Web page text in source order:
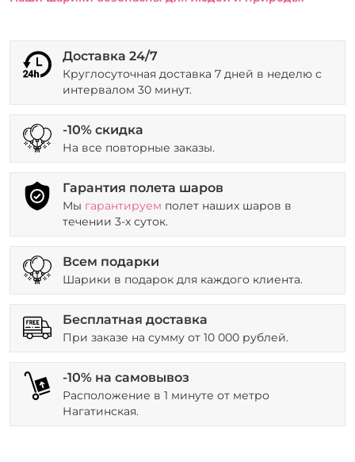
Доставка 24/7
Круглосуточная доставка 7 дней в неделю с
интервалом 30 минут.
-10% скидка
На все повторные заказы.
Гарантия полета шаров
Мы гарантируем полет наших шаров в
течении 3-х суток.
Всем подарки
Шарики в подарок для каждого клиента.
Бесплатная доставка
При заказе на сумму от 10 000 рублей.
-10% на самовывоз
Расположение в 1 минуте от метро
Нагатинская.